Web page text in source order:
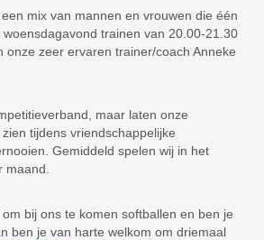
mix van mannen en vrouwen die één
trainen van 20.00-21.30
onze zeer ervaren trainer/coach Anneke
maar laten onze
tijdens vriendschappelijke
Gemiddeld spelen wij in het
maand.
bij ons te komen softballen en ben je
ben je van harte welkom om driemaal